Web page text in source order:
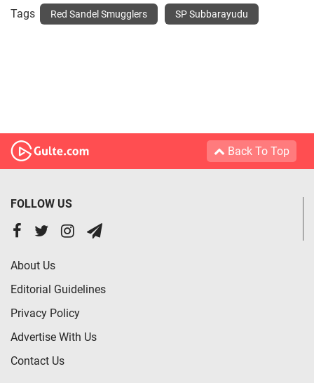
Tags Red Sandel Smugglers SP Subbarayudu
Back To Top
FOLLOW US
About Us
Editorial Guidelines
Privacy Policy
Advertise With Us
Contact Us